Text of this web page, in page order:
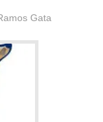
Gata